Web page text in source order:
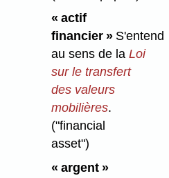
« actif
financier »S'entend
au sens de la Loi
sur le transfert
des valeurs
mobilières.
("financial
asset")
« argent »